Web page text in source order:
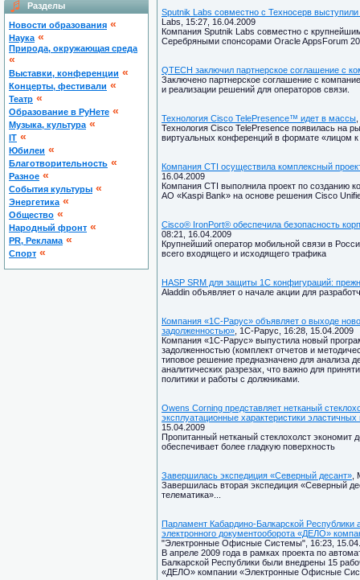
Разделы
Новости образования «
Наука «
Природа, окружающая среда
«
Выставки, конференции «
Концерты, фестивали «
Театр «
Образование в РуНете «
Музыка, культура «
IT «
Юбилеи «
Благотворительность «
Разное «
Cобытия культуры «
Энергетика «
Общество «
Народный фронт «
PR, Реклама «
Спорт «
Sputnik Labs совместно с Техносерв
Labs, 15:27, 16.04.2009
Компания Sputnik Labs совместно с
Серебряными спонсорами Oracle AppsForum
QTECH заключил партнерское соглашение с
Заключено партнерское соглашение с
и реализации решений для операторов связи.
Технология Cisco TelePresence™ идет в массы
Технология Cisco TelePresence появилась на
виртуальных конференций в формате «лицом к
Компания CTI осуществила комплексный
16.04.2009
Компания CTI выполнила проект по созданию
АО «Kaspi Bank» на основе решения Cisco
Cisco® IronPort® обеспечила безопасность
08:21, 16.04.2009
Крупнейший оператор мобильной связи в
всего входящего и исходящего трафика
HASP SRM для защиты 1С конфигураций:
Aladdin объявляет о начале акции для
Компания «1С-Рарус» объявляет о выходе
задолженностью» , 1С-Рарус, 16:28, 15.04.2009
Компания «1С-Рарус» выпустила новый
задолженностью (комплект отчетов и
типовое решение предназначено для анализа
аналитических разрезах, что важно для
политики и работы с должниками.
Owens Corning представляет нетканый
эксплуатационные характеристики
15.04.2009
Пропитанный нетканый стеклохолст экономит
обеспечивает более гладкую поверхность
Завершилась экспедиция «Северный десант»
Завершилась вторая экспедиция «Северный
телематика»...
Парламент Кабардино-Балкарской
электронного документооборота «ДЕЛО»
"Электронные Офисные Системы", 16:23,
В апреле 2009 года в рамках проекта по
Балкарской Республики были внедрены 15
«ДЕЛО» компании «Электронные Офисные